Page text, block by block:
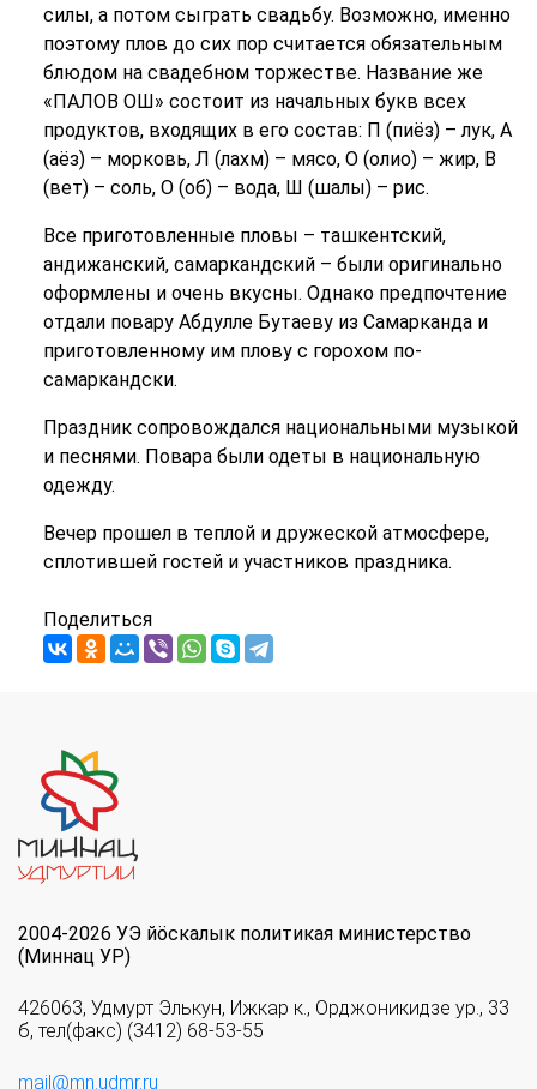
силы, а потом сыграть свадьбу. Возможно, именно
поэтому плов до сих пор считается обязательным
блюдом на свадебном торжестве. Название же
«ПАЛОВ ОШ» состоит из начальных букв всех
продуктов, входящих в его состав: П (пиёз) – лук, А
(аёз) – морковь, Л (лахм) – мясо, О (олио) – жир, В
(вет) – соль, О (об) – вода, Ш (шалы) – рис.
Все приготовленные пловы – ташкентский,
андижанский, самаркандский – были оригинально
оформлены и очень вкусны. Однако предпочтение
отдали повару Абдулле Бутаеву из Самарканда и
приготовленному им плову с горохом по-
самаркандски.
Праздник сопровождался национальными музыкой
и песнями. Повара были одеты в национальную
одежду.
Вечер прошел в теплой и дружеской атмосфере,
сплотившей гостей и участников праздника.
Поделиться
2004-2026 УЭ йöскалык политикая министерство
(Миннац УР)
426063, Удмурт Элькун, Ижкар к., Орджоникидзе ур., 33
б, тел(факс) (3412) 68-53-55
mail@mn.udmr.ru